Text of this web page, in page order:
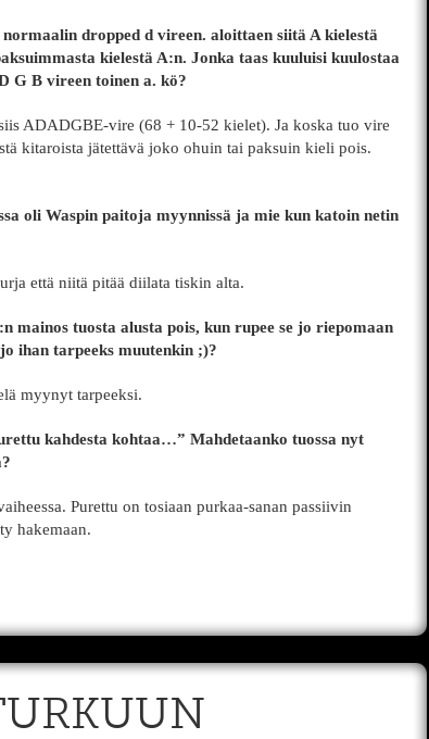
dropped d vireen. aloittaen siitä A kielestä
kielestä A:n. Jonka taas kuuluisi kuulostaa
G B vireen toinen a. kö?
ADADGBE-vire (68 + 10-52 kielet). Ja koska tuo vire
kitaroista jätettävä joko ohuin tai paksuin kieli pois.
oli Waspin paitoja myynnissä ja mie kun katoin netin
että niitä pitää diilata tiskin alta.
mainos tuosta alusta pois, kun rupee se jo riepomaan
ihan tarpeeks muutenkin ;)?
myynyt tarpeeksi.
kahdesta kohtaa…” Mahdetaanko tuossa nyt
Purettu on tosiaan purkaa-sanan passiivin
hakemaan.